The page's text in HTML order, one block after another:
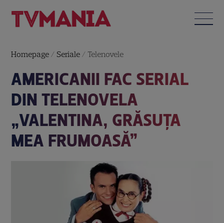
Homepage / Seriale / Telenovele
AMERICANII FAC SERIAL
DIN TELENOVELA
„VALENTINA, GRĂSUŢA
MEA FRUMOASĂ”